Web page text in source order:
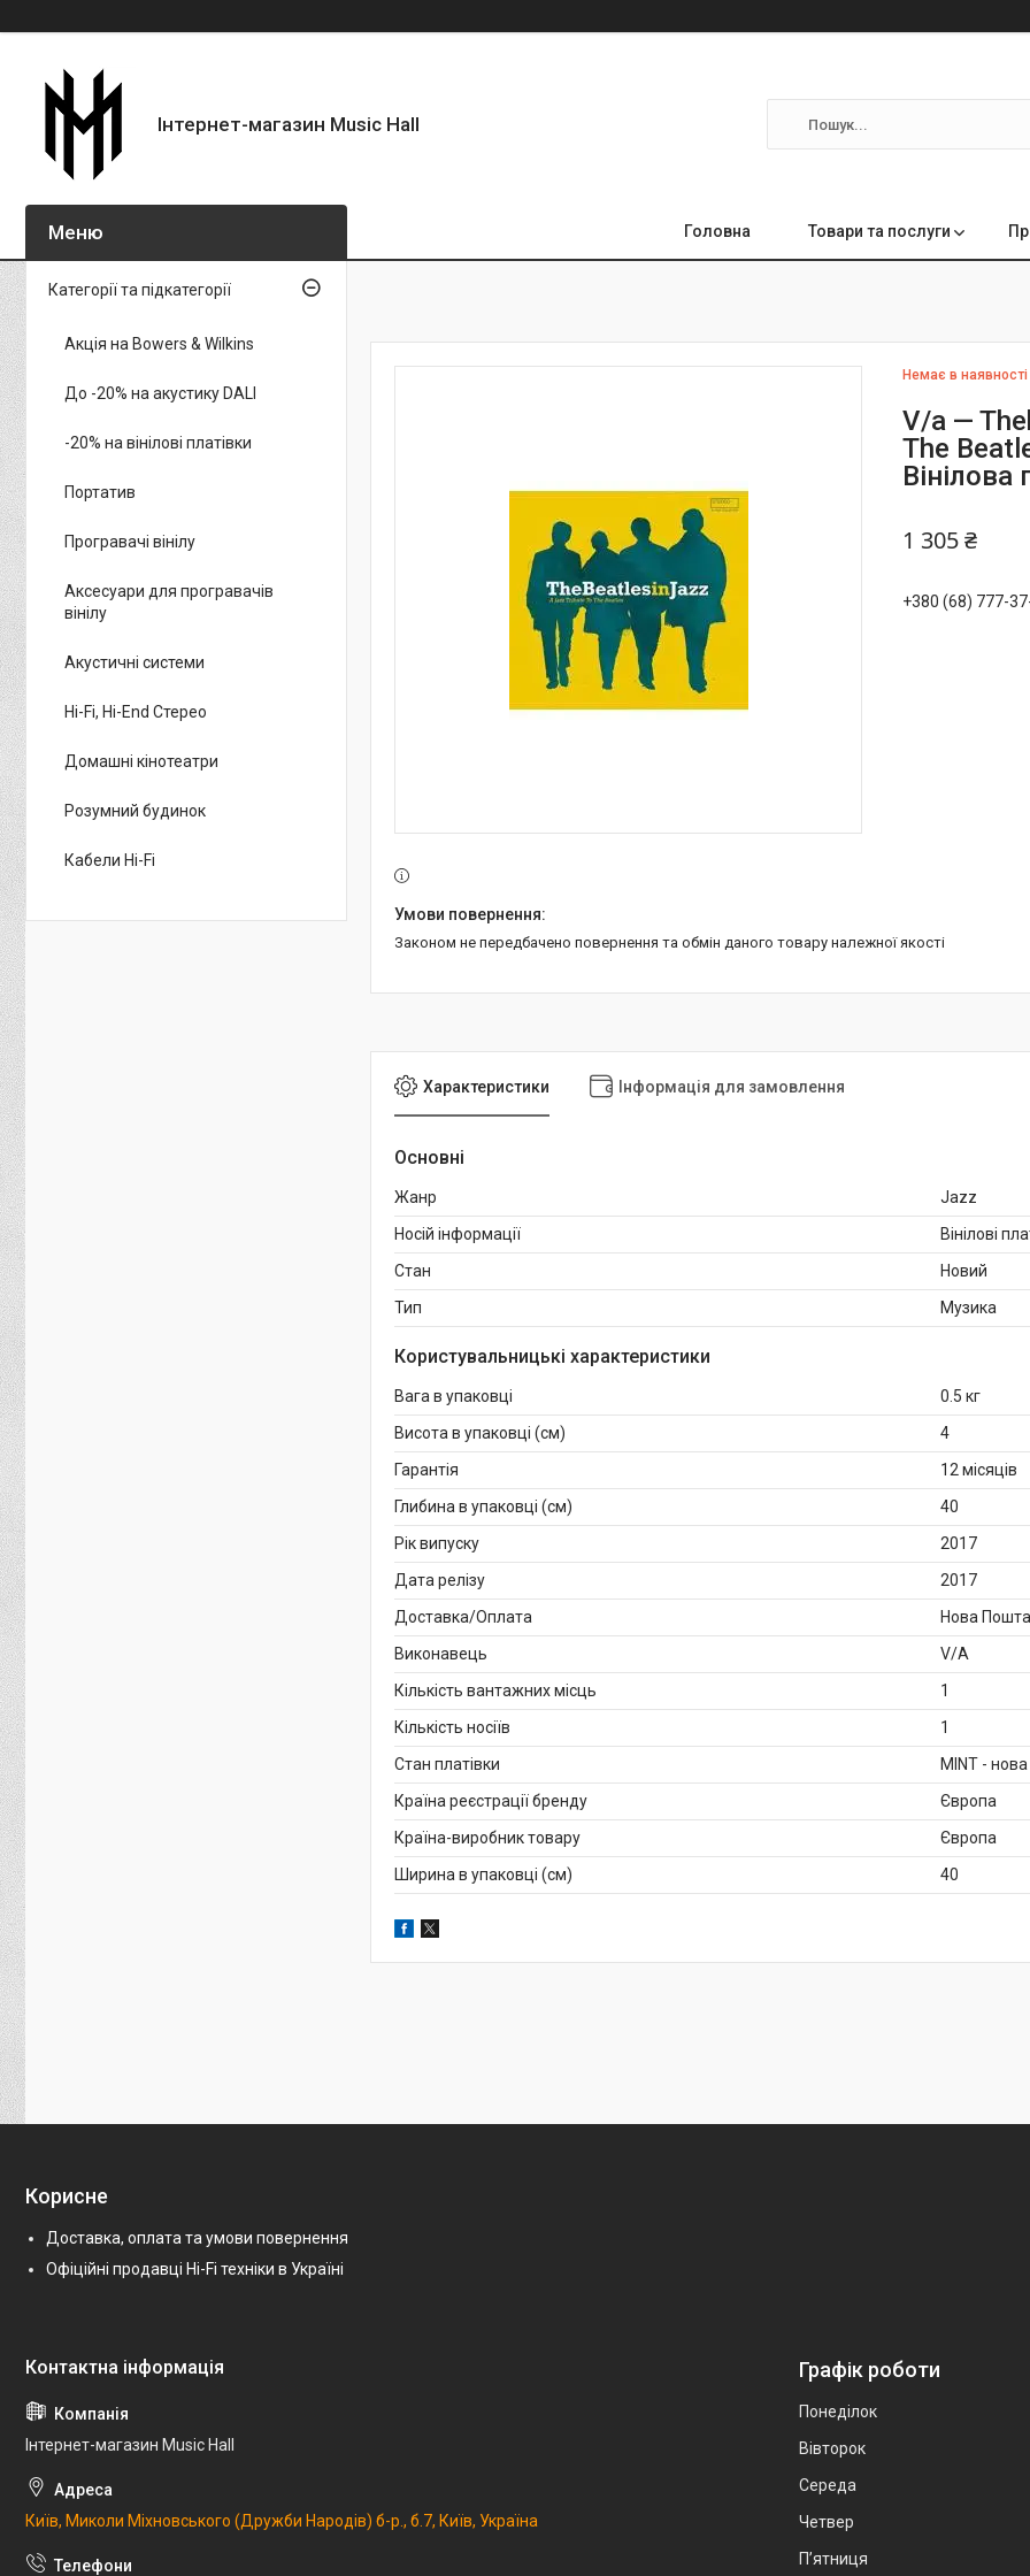
Інтернет-магазин Music Hall
Головна Товари та послуги
Немає в наявності
V/a —
The
Вінілова
1 305 ₴
+380 (68) 777-
Законом не передбачено повернення та обмін даного товару належної якості
Характеристики Інформація для замовлення
Основні
Жанр
Jazz
Носій інформації
Вінілові
Стан
Новий
Тип
Музика
Користувальницькі характеристики
Вага в упаковці
0.5 кг
Висота в упаковці (см)
4
Гарантія
12 місяців
Глибина в упаковці (см)
40
Рік випуску
2017
Дата релізу
2017
Доставка/Оплата
Нова
Виконавець
V/A
Кількість вантажних місць
1
Кількість носіїв
1
Стан платівки
MINT - нова
Країна реєстрації бренду
Європа
Країна-виробник товару
Європа
Ширина в упаковці (см)
40
Категорії та підкатегорії
Акція на Bowers & Wilkins
До -20% на акустику DALI
-20% на вінілові платівки
Портатив
Програвачі вінілу
Аксесуари для програвачів
вінілу
Акустичні системи
Hi-Fi, Hi-End Стерео
Домашні кінотеатри
Розумний будинок
Кабели Hi-Fi
Корисне
Доставка, оплата та умови повернення
Офіційні продавці Hi-Fi техніки в Україні
Інтернет-магазин Music Hall
Київ, Миколи Міхновського (Дружби Народів) б-р., б.7, Київ, Україна
Графік роботи
Понеділок
Вівторок
Середа
Четвер
Пʼятниця